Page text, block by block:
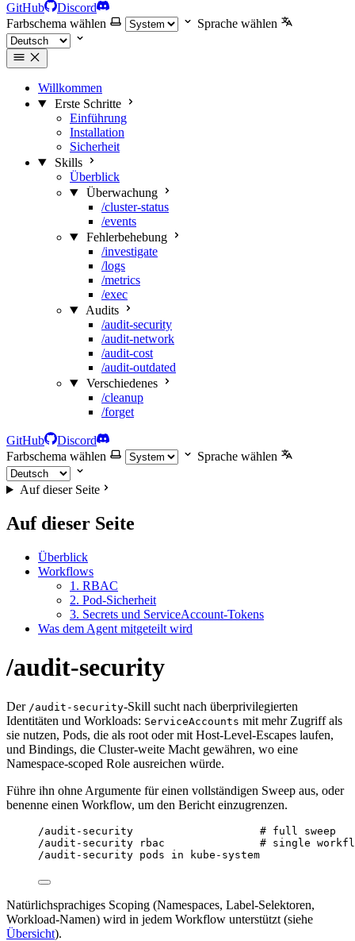
GitHub
Discord
Farbschema wählen
Sprache wählen
Willkommen
Erste Schritte
Einführung
Installation
Sicherheit
Skills
Überblick
Überwachung
/cluster-status
/events
Fehlerbehebung
/investigate
/logs
/metrics
/exec
Audits
/audit-security
/audit-network
/audit-cost
/audit-outdated
Verschiedenes
/cleanup
/forget
GitHub
Discord
Farbschema wählen
Sprache wählen
Auf dieser Seite
Auf dieser Seite
Überblick
Workflows
1. RBAC
2. Pod-Sicherheit
3. Secrets und ServiceAccount-Tokens
Was dem Agent mitgeteilt wird
/audit-security
Der /audit-security-Skill sucht nach überprivilegierten
Identitäten und Workloads: ServiceAccounts mit mehr Zugriff als
sie nutzen, Pods, die als root oder mit Host-Level-Escapes laufen,
und Bindings, die Cluster-weite Macht gewähren, wo eine
Namespace-scoped Role ausreichen würde.
Führe ihn ohne Argumente für einen vollständigen Sweep aus, oder
benenne einen Workflow, um den Bericht einzugrenzen.
/audit-security                    # full sweep
/audit-security rbac               # single
/audit-security pods in kube-system
Natürlichsprachiges Scoping (Namespaces, Label-Selektoren,
Workload-Namen) wird in jedem Workflow unterstützt (siehe
Übersicht).